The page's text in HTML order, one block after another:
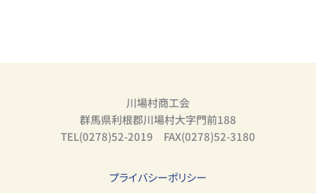
川場村商工会
群馬県利根郡川場村大字門前188
TEL(0278)52-2019 FAX(0278)52-3180
プライバシーポリシー